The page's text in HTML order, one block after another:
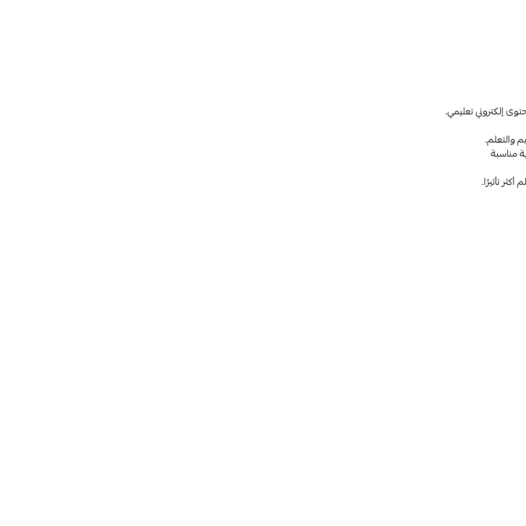
إلكتروني تعليمي.
والتعلم.
مناسبة
تأثيرًا.